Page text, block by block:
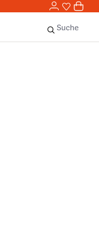
0,00
0
Suche